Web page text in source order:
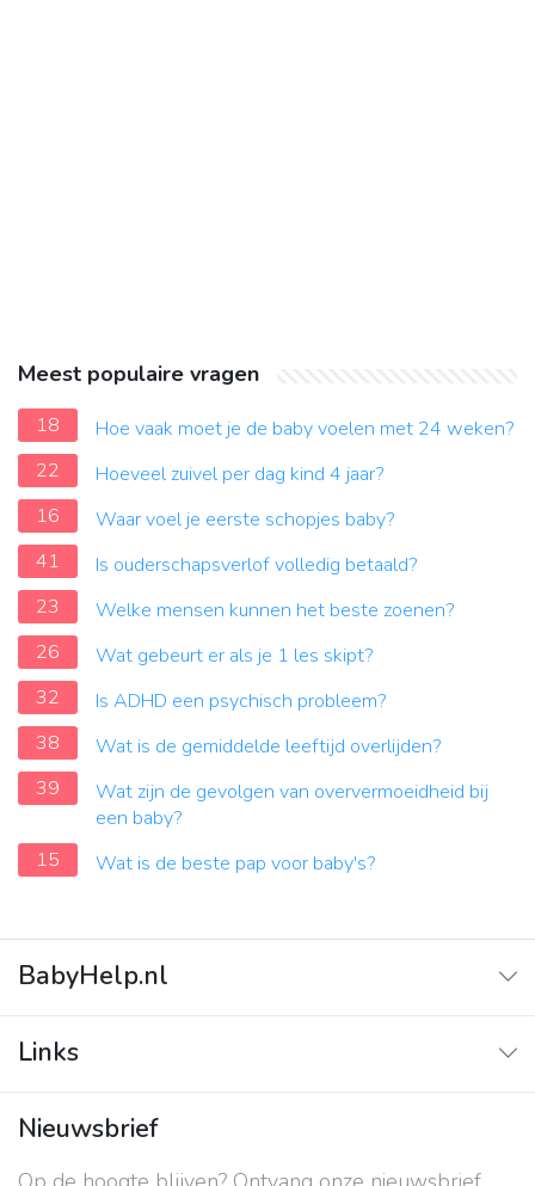
Meest populaire vragen
18
Hoe vaak moet je de baby voelen met 24 weken?
22
Hoeveel zuivel per dag kind 4 jaar?
16
Waar voel je eerste schopjes baby?
41
Is ouderschapsverlof volledig betaald?
23
Welke mensen kunnen het beste zoenen?
26
Wat gebeurt er als je 1 les skipt?
32
Is ADHD een psychisch probleem?
38
Wat is de gemiddelde leeftijd overlijden?
39
Wat zijn de gevolgen van oververmoeidheid bij
een baby?
15
Wat is de beste pap voor baby's?
BabyHelp.nl
Vraag & Antwoord
Links
Contact
Nieuwsbrief